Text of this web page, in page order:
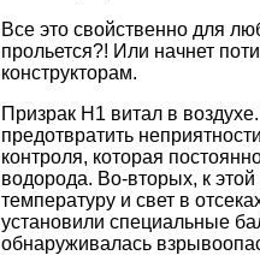
Все это свойственно для
прольется?! Или начнет
конструкторам.
Призрак H1 витал в
предотвратить
контроля, которая
водорода. Во-вторых, к
температуру и свет в
установили специальные
обнаруживалась